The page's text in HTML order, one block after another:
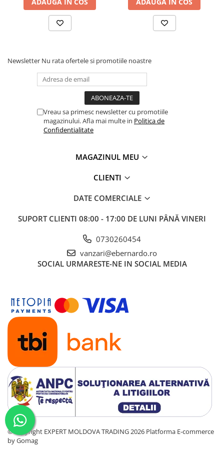
Masini electrice de filetat
Exhaustor pentru aschii metal
Masini de gaurit cu talpa
Instalatii de spalare a pieselor
Lame de ferastrau cu varf din
Lame de ferăstrău cu acoperire
Panze de taiere cu banda verticala
Panze de taiere metal pentru
ferastraie
Standuri pentru ferăstraie cu
Standuri pentru strunguri metal
ADAUGA IN COS ADAUGA IN COS
Newsletter Nu rata ofertele si promotiile noastre
Vreau sa primesc newsletter cu promotiile
magazinului. Afla mai multe in Politica de
Confidentialitate
MAGAZINUL MEU
CLIENTI
DATE COMERCIALE
SUPORT CLIENTI 08:00 - 17:00 DE LUNI PÂNĂ VINERI
0730260454
vanzari@ebernardo.ro
SOCIAL URMARESTE-NE IN SOCIAL MEDIA
©Copyright EXPERT MOLDOVA TRADING 2026 Platforma E-commerce
by Gomag